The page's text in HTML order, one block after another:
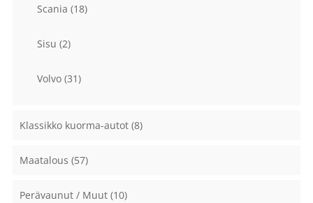
Scania (18)
Sisu (2)
Volvo (31)
Klassikko kuorma-autot (8)
Maatalous (57)
Perävaunut / Muut (10)